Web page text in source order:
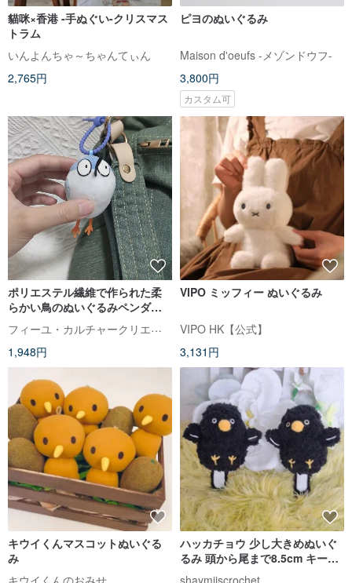
貓咪×香港 -手ぬぐい-クリスマス
トラム
いんよんちゃ～ちゃんてぃん
2,765円
ピヨのぬいぐるみ
Maison d'oeufs -メゾンドウフ-
3,800円
カスタム可
ポリエステル繊維で作られた柔
らかい鳥のぬいぐるみペンダン
トギフトは、鳥愛好家への素晴
らしい贈り物です。
フィーユ・カルチャークリエイティブ
1,948円
VIPO ミッフィー ぬいぐるみ
VIPO HK【公式】
3,131円
キウイくんマスコットぬいぐる
み
キウイくんのおみせ
ハッカチョウ 少し大きめぬいぐ
るみ 頭から尾まで8.5cm キーホ
ルダー、チャーム、ブローチ追
shaymiiscrochet